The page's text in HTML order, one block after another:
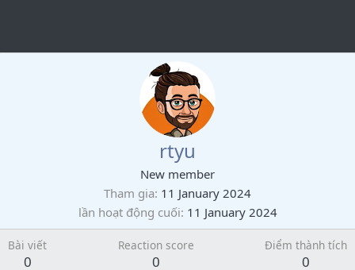
rtyu
New member
Tham gia 11 January 2024
lần hoạt động cuối 11 January 2024
Bài viết
0
Reaction score
0
Điểm thành tích
0